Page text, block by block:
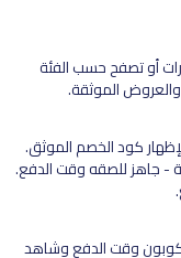
أو تصفح حسب الفئة
الموثقة.
كود الخصم الموثق.
- جاهز للصقه وقت الدفع.
وقت الدفع وشاهد